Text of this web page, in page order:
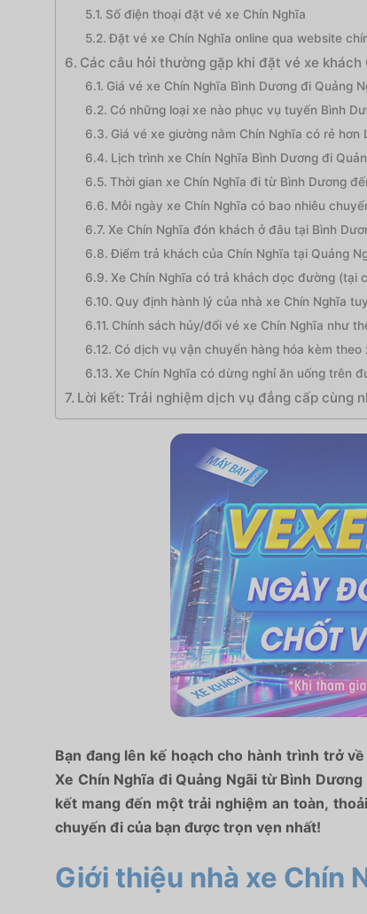
Số điện thoại đặt vé xe Chín Nghĩa
Đặt vé xe Chín Nghĩa online qua website
Các câu hỏi thường gặp khi đặt vé xe khách
Giá vé xe Chín Nghĩa Bình Dương đi Quảng
Có những loại xe nào phục vụ tuyến Bình
Giá vé xe giường nằm Chín Nghĩa có rẻ hơn
Lịch trình xe Chín Nghĩa Bình Dương đi
Thời gian xe Chín Nghĩa đi từ Bình Dương
Mỗi ngày xe Chín Nghĩa có bao nhiêu
Xe Chín Nghĩa đón khách ở đâu tại Bình
Điểm trả khách của Chín Nghĩa tại Quảng
Xe Chín Nghĩa có trả khách dọc đường (tại
Quy định hành lý của nhà xe Chín Nghĩa
Chính sách hủy/đổi vé xe Chín Nghĩa như
Có dịch vụ vận chuyển hàng hóa kèm theo
Xe Chín Nghĩa có dừng nghỉ ăn uống trên
Lời kết: Trải nghiệm dịch vụ đẳng cấp cùng
Bạn đang lên kế hoạch cho hành trình trở
Xe Chín Nghĩa đi Quảng Ngãi từ Bình
kết mang đến một trải nghiệm an toàn,
chuyến đi của bạn được trọn vẹn nhất!
Giới thiệu nhà xe Chín